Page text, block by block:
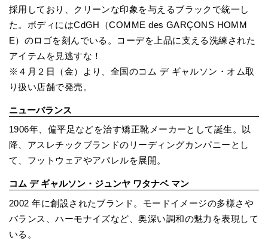
採用しており、クリーンな印象を与えるブラックで統一し
た。ボディにはCdGH（COMME des GARÇONS HOMM
E）のロゴを刻んでいる。コーデを上品に支える洗練された
アイテムを見逃すな！
※４月２日（金）より、全国のコム デ ギャルソン・オム取
り扱い店舗で発売。
ニューバランス
1906年、偏平足などを治す矯正靴メーカーとして誕生。以
降、アスレチックブランドのリーディングカンパニーとし
て、フットウェアやアパレルを展開。
コム デ ギャルソン・ジュンヤ ワタナベ マン
2002 年に創設されたブランド。モードイメージの多様さや
バランス、ハーモナイズなど、奥深い調和の魅力を表現して
いる。